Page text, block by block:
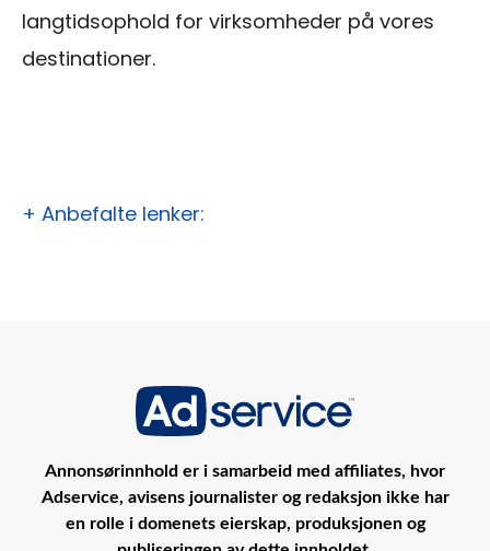
langtidsophold for virksomheder på vores
destinationer.
+ Anbefalte lenker:
Annonsørinnhold er i samarbeid med affiliates, hvor
Adservice, avisens journalister og redaksjon ikke har
en rolle i domenets eierskap, produksjonen og